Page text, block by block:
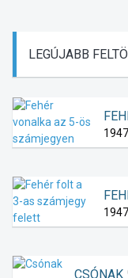
LEGÚJABB
CSÓNAK